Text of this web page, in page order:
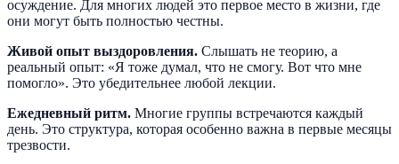
осуждение. Для многих людей это первое место в жизни, где
они могут быть полностью честны.
Живой опыт выздоровления. Слышать не теорию, а
реальный опыт: «Я тоже думал, что не смогу. Вот что мне
помогло». Это убедительнее любой лекции.
Ежедневный ритм. Многие группы встречаются каждый
день. Это структура, которая особенно важна в первые месяцы
трезвости.